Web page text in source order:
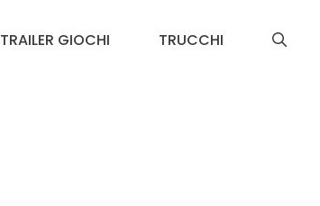
TRAILER GIOCHI TRUCCHI